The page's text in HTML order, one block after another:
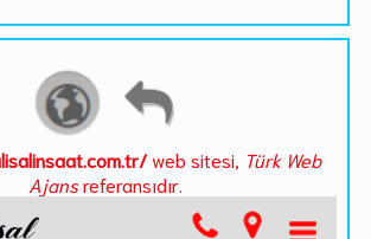
web sitesi, Türk Web
Ajansreferansıdır.